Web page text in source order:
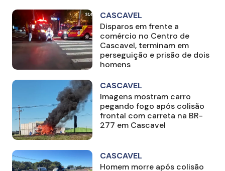
CASCAVEL
Disparos em frente a
comércio no Centro de
Cascavel, terminam em
perseguição e prisão de dois
homens
CASCAVEL
Imagens mostram carro
pegando fogo após colisão
frontal com carreta na BR-
277 em Cascavel
CASCAVEL
Homem morre após colisão